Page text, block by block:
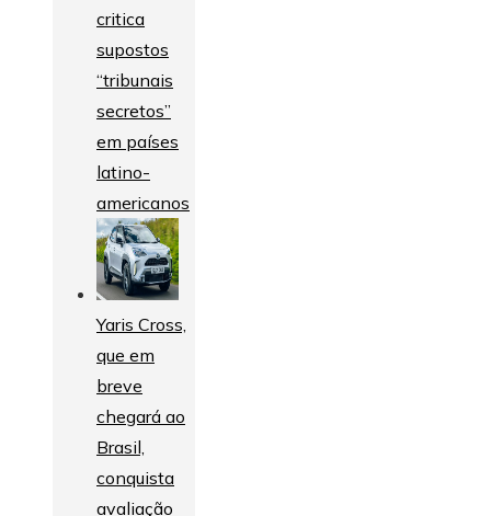
critica
supostos
“tribunais
secretos”
em países
latino-
americanos
Yaris Cross,
que em
breve
chegará ao
Brasil,
conquista
avaliação